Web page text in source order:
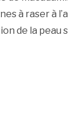
à raser à
de la peau